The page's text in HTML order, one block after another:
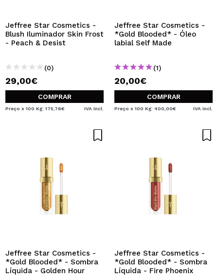
Jeffree Star Cosmetics -
Blush Iluminador Skin Frost
- Peach & Desist
(0)
29,00€
COMPRAR
Preço x 100 Kg: 175,76€ IVA Incl.
Jeffree Star Cosmetics -
*Gold Blooded* - Óleo
labial Self Made
(1)
20,00€
COMPRAR
Preço x 100 Kg: 400,00€ IVA Incl.
Jeffree Star Cosmetics -
*Gold Blooded* - Sombra
Líquida - Golden Hour
Jeffree Star Cosmetics -
*Gold Blooded* - Sombra
Líquida - Fire Phoenix